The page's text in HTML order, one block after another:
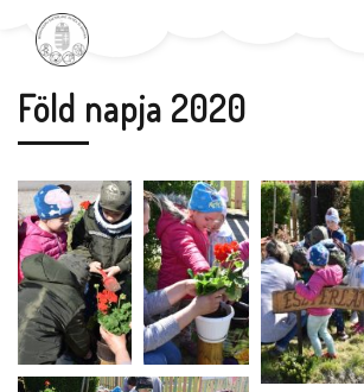
Föld napja 2020